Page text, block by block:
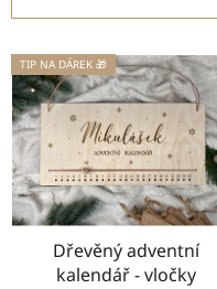
z
e
n
í
p
r
o
d
V
ý
p
i
s
p
r
TIP NA DÁREK 🎁
Dřevěný adventní
kalendář - vločky